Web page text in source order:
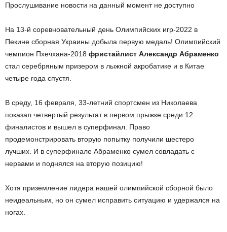
Прослушивание новости на данный момент не доступно
На 13-й соревновательный день Олимпийских игр-2022 в
Пекине сборная Украины добыла первую медаль! Олимпийский
чемпион Пхечхана-2018 фристайлист Александр Абраменко
стал серебряным призером в лыжной акробатике и в Китае
четыре года спустя.
В среду, 16 февраля, 33-летний спортсмен из Николаева
показал четвертый результат в первом прыжке среди 12
финалистов и вышел в суперфинал. Право
продемонстрировать вторую попытку получили шестеро
лучших. И в суперфинале Абраменко сумел совладать с
нервами и поднялся на вторую позицию!
Хотя приземление лидера нашей олимпийской сборной было
неидеальным, но он сумел исправить ситуацию и удержался на
ногах.